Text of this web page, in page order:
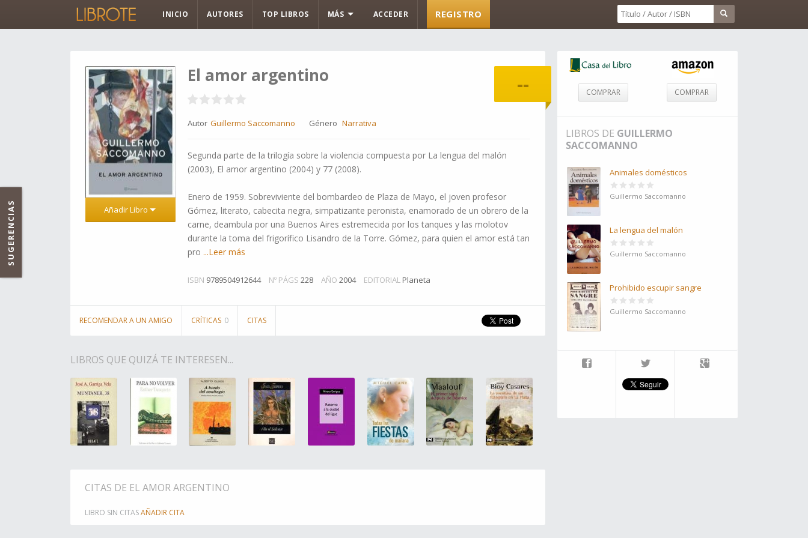
INICIO AUTORES TOP LIBROS MÁS ACCEDER REGISTRO
--
Añadir Libro
El amor argentino
Autor Guillermo Saccomanno Género Narrativa
Segunda parte de la trilogía sobre la violencia compuesta por La lengua del malón
(2003), El amor argentino (2004) y 77 (2008).
Enero de 1959. Sobreviviente del bombardeo de Plaza de Mayo, el joven profesor
Gómez, literato, cabecita negra, simpatizante peronista, enamorado de un obrero de la
carne, deambula por una Buenos Aires estremecida por los tanques y las molotov
durante la toma del frigorífico Lisandro de la Torre. Gómez, para quien el amor está tan
pro ...Leer más
ISBN 9789504912644 Nº PÁGS 228 AÑO 2004 EDITORIAL Planeta
RECOMENDAR A UN AMIGO CRÍTICAS 0 CITAS
LIBROS QUE QUIZÁ TE INTERESEN...
CITAS DE EL AMOR ARGENTINO
LIBRO SIN CITASAÑADIR CITA
COMPRAR COMPRAR
LIBROS DE GUILLERMO
SACCOMANNO
Animales domésticos
Guillermo Saccomanno
La lengua del malón
Guillermo Saccomanno
Prohibido escupir sangre
Guillermo Saccomanno
SUGERENCIAS